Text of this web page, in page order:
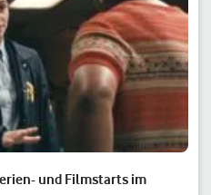
und Filmstarts im